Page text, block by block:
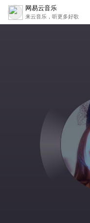
网易云音乐
来云音乐，听更多好歌